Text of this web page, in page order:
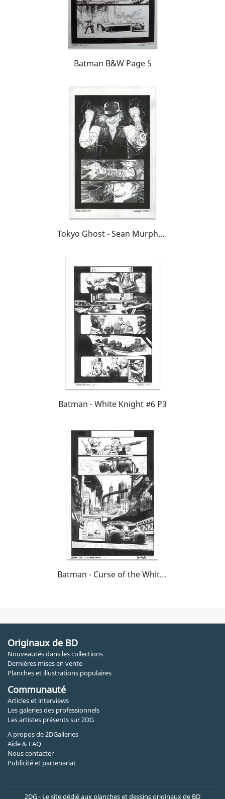
Batman B&W Page 5
Tokyo Ghost - Sean Murphy - Issue 7 P20
Batman - White Knight #6 P3
Batman - Curse of the White Knight #4 P16
Originaux de BD
Nouveautés dans les collections
Dernières mises en vente
Planches et illustrations populaires
Communauté
Articles et interviews
Les galeries des professionnels
Les artistes présents sur 2DG
A propos de 2DGalleries
Aide & FAQ
Nous contacter
Publicité et partenariat
2DG - Le site dédié aux planches et dessins originaux de BD